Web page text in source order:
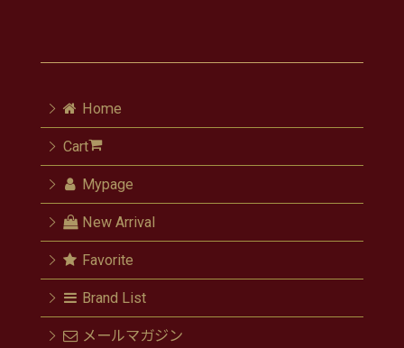
Home
Cart
Mypage
New Arrival
Favorite
Brand List
メールマガジン